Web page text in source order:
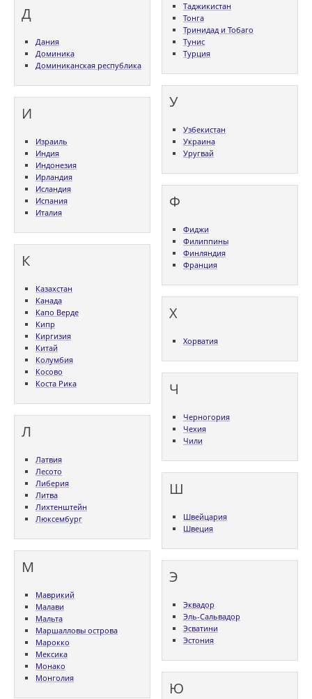
Д
Дания
Доминика
Доминиканская республика
И
Израиль
Индия
Индонезия
Ирландия
Исландия
Испания
Италия
К
Казахстан
Канада
Капо Верде
Кипр
Киргизия
Китай
Колумбия
Косово
Коста Рика
Л
Латвия
Лесото
Либерия
Литва
Лихтенштейн
Люксембург
М
Маврикий
Малави
Мальта
Маршалловы острова
Марокко
Мексика
Монако
Монголия
Таджикистан
Тонга
Тринидад и Тобаго
Тунис
Турция
У
Узбекистан
Украина
Уругвай
Ф
Фиджи
Филиппины
Финляндия
Франция
Х
Хорватия
Ч
Черногория
Чехия
Чили
Ш
Швейцария
Швеция
Э
Эквадор
Эль-Сальвадор
Эсватини
Эстония
Ю